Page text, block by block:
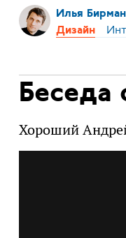
Илья Бирман
Дизайн
Беседа
Хороший